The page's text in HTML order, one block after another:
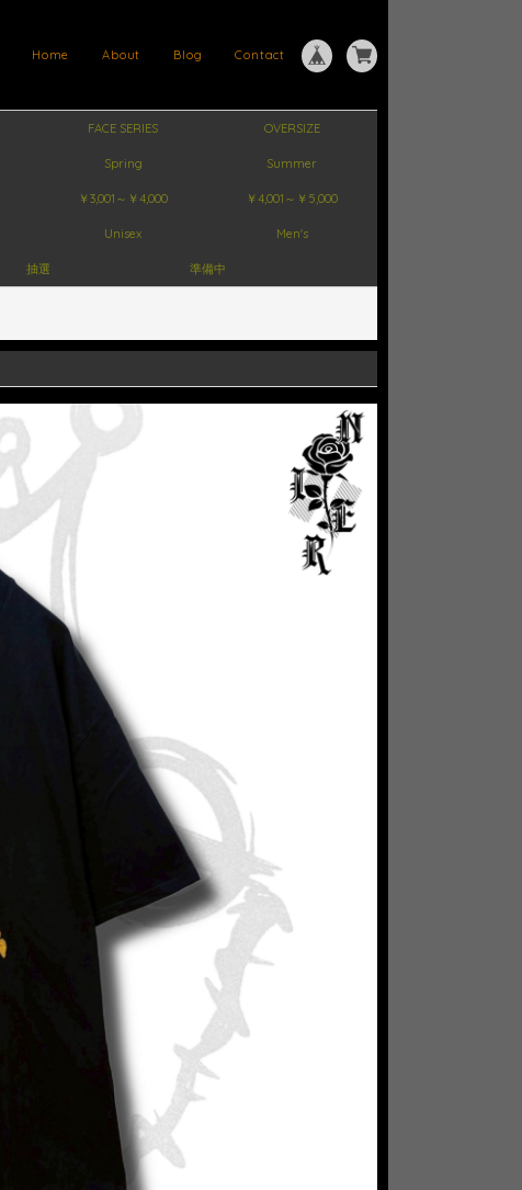
Contact
Blog
About
Home
FACE SERIES OVERSIZE
Spring Summer
￥3,001～￥4,000 ￥4,001～￥5,000
Unisex Men's
抽選 準備中